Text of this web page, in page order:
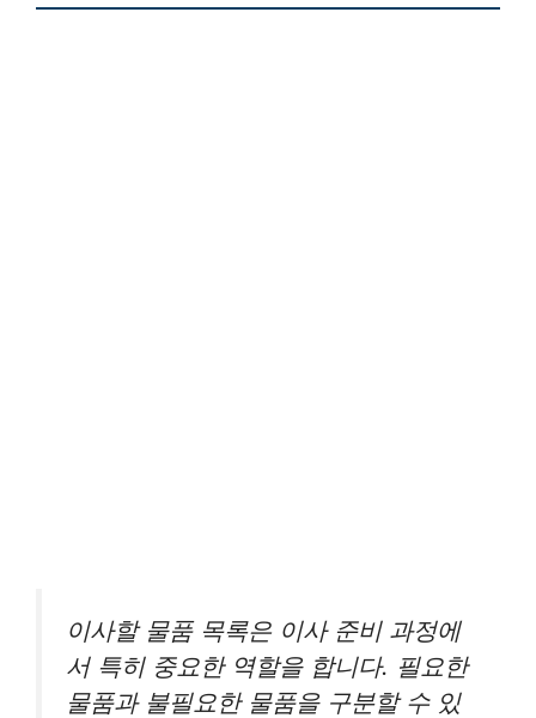
이사할 물품 목록은 이사 준비 과정에
서 특히 중요한 역할을 합니다. 필요한
물품과 불필요한 물품을 구분할 수 있